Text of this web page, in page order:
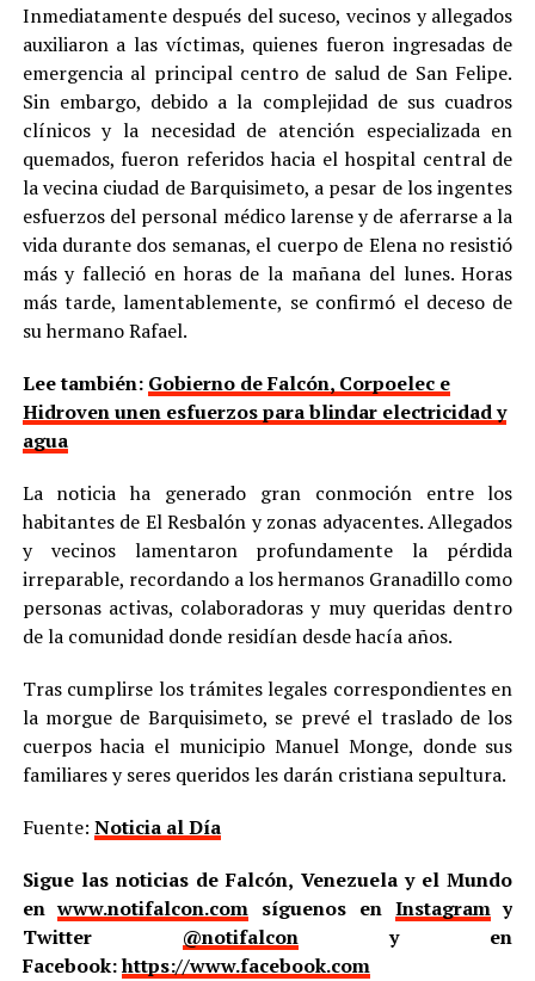
Inmediatamente después del suceso, vecinos y allegados
auxiliaron a las víctimas, quienes fueron ingresadas de
emergencia al principal centro de salud de San Felipe.
Sin embargo, debido a la complejidad de sus cuadros
clínicos y la necesidad de atención especializada en
quemados, fueron referidos hacia el hospital central de
la vecina ciudad de Barquisimeto, a pesar de los ingentes
esfuerzos del personal médico larense y de aferrarse a la
vida durante dos semanas, el cuerpo de Elena no resistió
más y falleció en horas de la mañana del lunes. Horas
más tarde, lamentablemente, se confirmó el deceso de
su hermano Rafael.
Lee también: Gobierno de Falcón, Corpoelec e
Hidroven unen esfuerzos para blindar electricidad y
agua
La noticia ha generado gran conmoción entre los
habitantes de El Resbalón y zonas adyacentes. Allegados
y vecinos lamentaron profundamente la pérdida
irreparable, recordando a los hermanos Granadillo como
personas activas, colaboradoras y muy queridas dentro
de la comunidad donde residían desde hacía años.
Tras cumplirse los trámites legales correspondientes en
la morgue de Barquisimeto, se prevé el traslado de los
cuerpos hacia el municipio Manuel Monge, donde sus
familiares y seres queridos les darán cristiana sepultura.
Fuente: Noticia al Día
Sigue las noticias de Falcón, Venezuela y el Mundo
enwww.notifalcon.com síguenos en Instagramy
Twitter @notifalcony en
Facebook:https://www.facebook.com